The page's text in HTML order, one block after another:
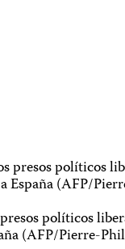
políticos
(AFP/Pierre-